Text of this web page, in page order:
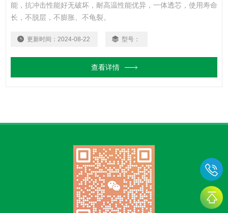
能，抗冲击性能好无破坏，耐高温性能优异，一体透芯，使用寿命
长，不脱层，不膨胀、不龟裂。
更新时间： 2024-08-22 型号：
查看详情